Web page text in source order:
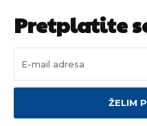
Pretplatite
ŽELIM